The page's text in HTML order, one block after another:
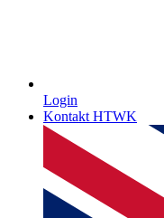
Login
Kontakt HTWK